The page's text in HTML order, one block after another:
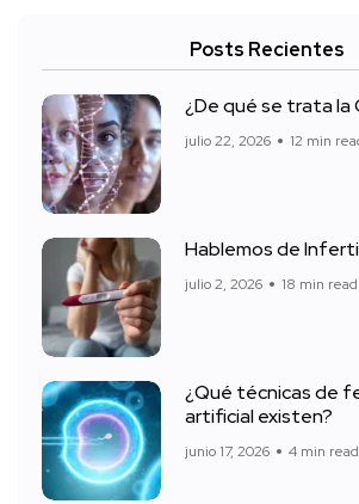
Posts Recientes
¿De qué se trata la
julio 22, 2026 12 min
Hablemos de
julio 2, 2026 18 min read
¿Qué técnicas de
artificial existen?
junio 17, 2026 4 min read